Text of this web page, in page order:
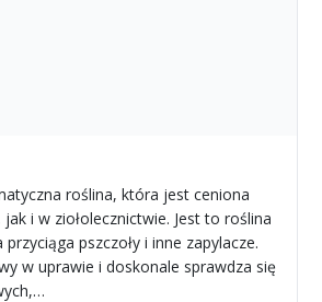
roślina, która jest ceniona
i w ziołolecznictwie. Jest to roślina
pszczoły i inne zapylacze.
w uprawie i doskonale sprawdza się